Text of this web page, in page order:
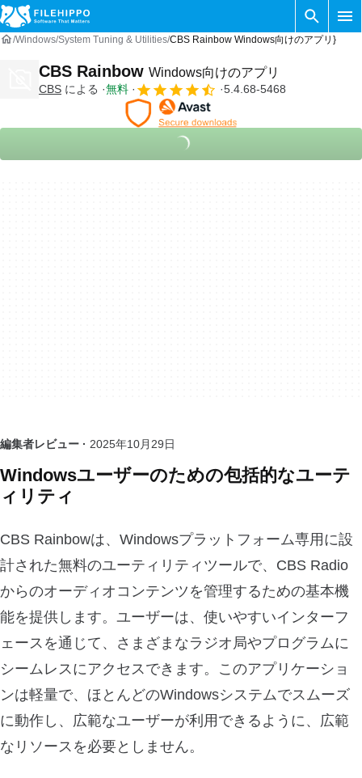
Windows System Tuning & Utilities CBS Rainbow Windows向けのアプリ}
CBS Rainbow Windows向けのアプリ
CBS による 無料 5.4.68-5468
編集者レビュー · 2025年10月29日
Windowsユーザーのための包括的なユーテ
ィリティ
CBS Rainbowは、Windowsプラットフォーム専用に設
計された無料のユーティリティツールで、CBS Radio
からのオーディオコンテンツを管理するための基本機
能を提供します。ユーザーは、使いやすいインターフ
ェースを通じて、さまざまなラジオ局やプログラムに
シームレスにアクセスできます。このアプリケーショ
ンは軽量で、ほとんどのWindowsシステムでスムーズ
に動作し、広範なユーザーが利用できるように、広範
なリソースを必要としません。